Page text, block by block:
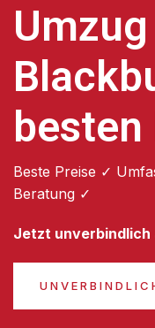
besten
Beste Preise ✓
Beratung ✓
Jetzt unverbindlich